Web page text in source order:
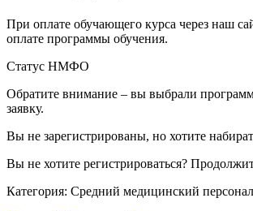
Техносферная
промышленности
Управление охраной
Допуски
При оплате обучающего курса через наш
оплате программы обучения.
Статус НМФО
Обратите внимание – вы выбрали
заявку.
Вы не зарегистрированы, но хотите
Вы не хотите регистрироваться?
Категория: Средний медицинский персонал